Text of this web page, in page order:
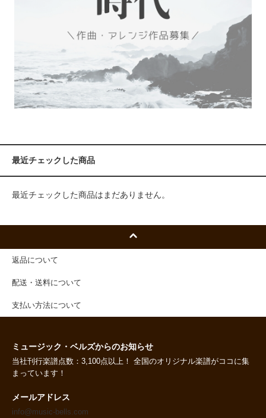
最近チェックした商品
最近チェックした商品はまだありません。
返品について
配送・送料について
支払い方法について
ミュージック・ベルズからのお知らせ
当社刊行楽譜点数：3,100点以上！ 全国のオリジナル楽譜がココに集
まっています！
メールアドレス
info@music-bells.com